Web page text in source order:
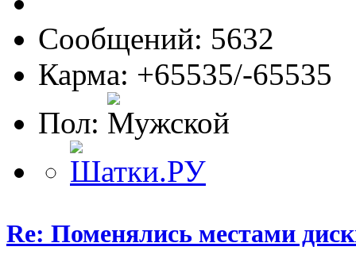
Сообщений: 5632
Карма: +65535/-65535
Пол:
Re: Поменялись местами